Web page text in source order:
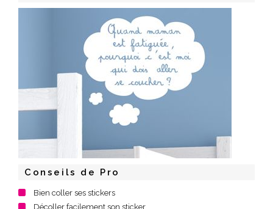
Conseils de Pro
Bien coller ses stickers
Décoller facilement son sticker